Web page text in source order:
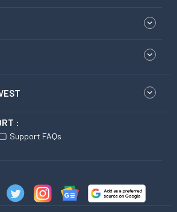
:
Support FAQs